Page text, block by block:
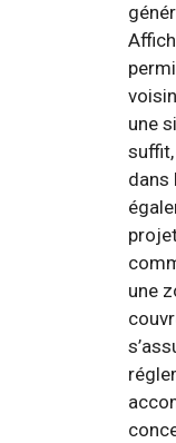
une
dans
une